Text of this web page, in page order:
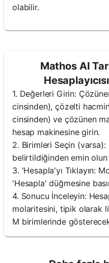
olabilir.
Mathos AI
1. Değerleri Girin:
cinsinden), çözelti
cinsinden) ve çözünen
hesap makinesine girin.
2. Birimleri Seçin
belirtildiğinden emin
3. 'Hesapla'yı Tıklayın:
'Hesapla' düğmesine
4. Sonucu İnceleyin:
molaritesini, tipik olarak
M birimlerinde